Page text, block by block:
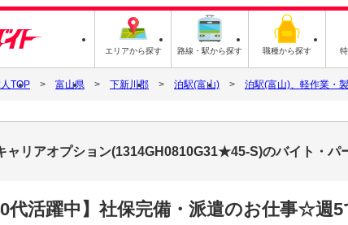
エリアから探す 路線・駅から探す 職種から探す
TOP 富山県 下新川郡 泊駅(富山) 泊駅(富山)、軽作業・
ャリアオプション(1314GH0810G31★45-S)のバイト・パ
代活躍中】社保完備・派遣のお仕事☆